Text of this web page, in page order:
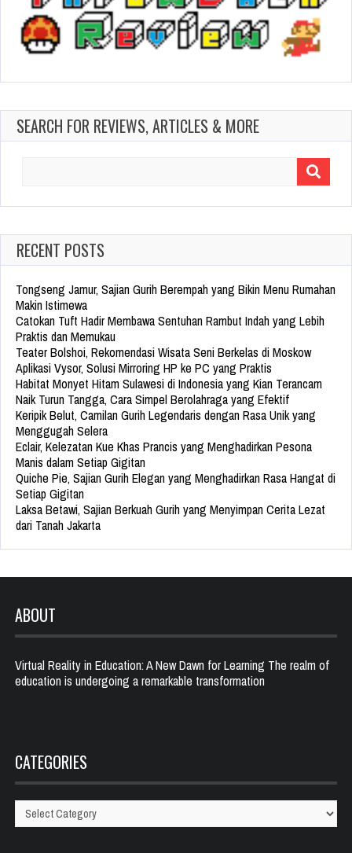
SEARCH FOR REVIEWS, ARTICLES & MORE
RECENT POSTS
Tongseng Jamur, Sajian Gurih Berempah yang Bikin Menu Rumahan
Makin Istimewa
Catokan Tuft Hadir Membawa Sentuhan Rambut Indah yang Lebih
Praktis dan Memukau
Teater Bolshoi, Rekomendasi Wisata Seni Berkelas di Moskow
Aplikasi Vysor, Solusi Mirroring HP ke PC yang Praktis
Habitat Monyet Hitam Sulawesi di Indonesia yang Kian Terancam
Naik Turun Tangga, Cara Simpel Berolahraga yang Efektif
Keripik Belut, Camilan Gurih Legendaris dengan Rasa Unik yang
Menggugah Selera
Eclair, Kelezatan Kue Khas Prancis yang Menghadirkan Pesona
Manis dalam Setiap Gigitan
Quiche Pie, Sajian Gurih Elegan yang Menghadirkan Rasa Hangat di
Setiap Gigitan
Laksa Betawi, Sajian Berkuah Gurih yang Menyimpan Cerita Lezat
dari Tanah Jakarta
ABOUT
Virtual Reality in Education: A New Dawn for Learning The realm of
education is undergoing a remarkable transformation
CATEGORIES
Categories